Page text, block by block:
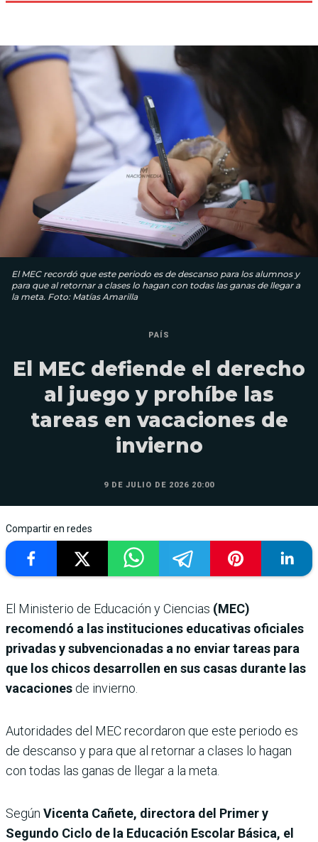
El MEC recordó que este periodo es de descanso para los alumnos y
para que al retornar a clases lo hagan con todas las ganas de llegar a
la meta. Foto: Matías Amarilla
PAÍS
El MEC defiende el derecho
al juego y prohíbe las
tareas en vacaciones de
invierno
9 DE JULIO DE 2026 20:00
Compartir en redes
El Ministerio de Educación y Ciencias (MEC)
recomendó a las instituciones educativas oficiales
privadas y subvencionadas a no enviar tareas para
que los chicos desarrollen en sus casas durante las
vacaciones de invierno.
Autoridades del MEC recordaron que este periodo es
de descanso y para que al retornar a clases lo hagan
con todas las ganas de llegar a la meta.
Según Vicenta Cañete, directora del Primer y
Segundo Ciclo de la Educación Escolar Básica, el